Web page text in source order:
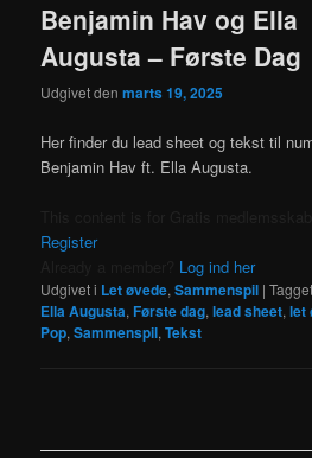
Benjamin Hav og Ella
Augusta – Første Dag
Udgivet denmarts 19, 2025
Her finder du lead sheet og tekst til
Benjamin Hav ft. Ella Augusta.
Register
Log ind her
Udgivet i Let øvede,Sammenspil |Tagget
Ella Augusta,Første dag,lead sheet,let
Pop,Sammenspil,Tekst